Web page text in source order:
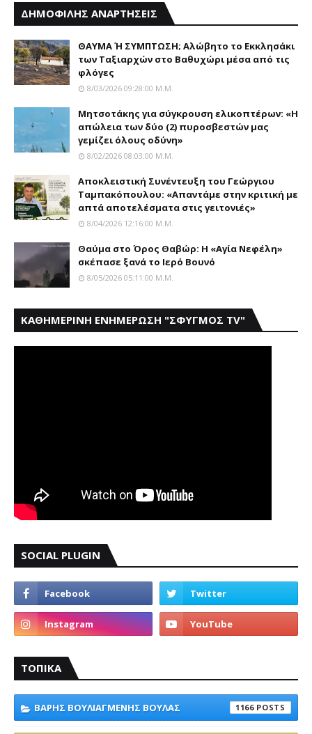
ΔΗΜΟΦΙΛΗΣ ΑΝΑΡΤΗΣΕΙΣ
ΘΑΥΜΑ Ή ΣΥΜΠΤΩΣΗ; Aλώβητο το Eκκλησάκι
των Tαξιαρχών στο Bαθυχώρι μέσα από τις
φλόγες
8/03/2026 09:28:00 Μ.μ.
Μητσοτάκης για σύγκρουση ελικοπτέρων: «Η
απώλεια των δύο (2) πυροσβεστών μας
γεμίζει όλους οδύνη»
8/02/2026 08:03:00 Μ.μ.
Αποκλειστική Συνέντευξη του Γεώργιου
Ταμπακόπουλου: «Απαντάμε στην κριτική με
απτά αποτελέσματα στις γειτονιές»
8/04/2026 12:16:00 Μ.μ.
Θαύμα στο Όρος Θαβώρ: H «Aγία Nεφέλη»
σκέπασε ξανά το Iερό Bουνό
8/05/2026 05:11:00 Μ.μ.
ΚΑΘΗΜΕΡΙΝΗ ΕΝΗΜΕΡΩΣΗ "ΣΦΥΓΜΟΣ TV"
SOCIAL PLUGIN
ΤΟΠΙΚΑ
ΒΑΡΗΣ ΒΟΥΛΙΑΓΜΕΝΗΣ ΒΟΥΛΑΣ 1166